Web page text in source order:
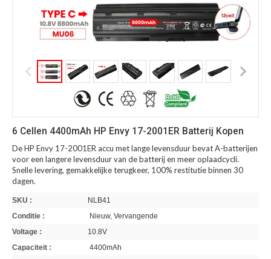
6 Cellen 4400mAh HP Envy 17-2001ER Batterij Kopen
De HP Envy 17-2001ER accu met lange levensduur bevat A-batterijen
voor een langere levensduur van de batterij en meer oplaadcycli.
Snelle levering, gemakkelijke terugkeer, 100% restitutie binnen 30
dagen.
SKU :
NLB41
Conditie :
Nieuw, Vervangende
Voltage :
10.8V
Capaciteit :
4400mAh